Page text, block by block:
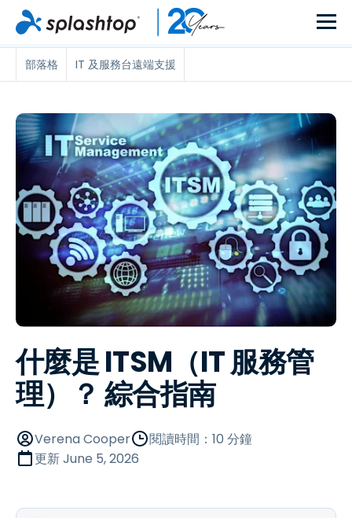
部落格 IT 及服務台遠端支援
什麼是 ITSM（IT 服務管
理）？ 綜合指南
Verena Cooper
閱讀時間：10 分鐘
更新June 5, 2026